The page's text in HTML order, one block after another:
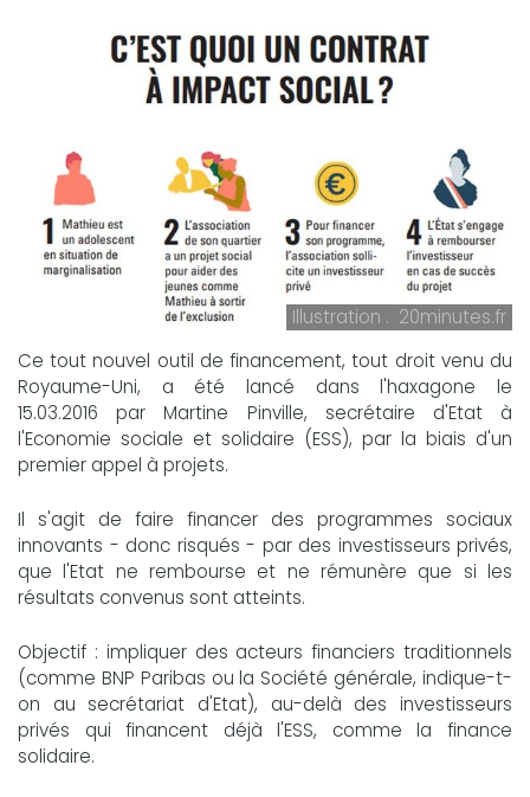
Illustration . 20minutes.fr
Ce tout nouvel outil de financement, tout droit venu du
Royaume-Uni, a été lancé dans l'haxagone le
15.03.2016 par Martine Pinville, secrétaire d'Etat à
l'Economie sociale et solidaire (ESS), par la biais d'un
premier appel à projets.
Il s'agit de faire financer des programmes sociaux
innovants - donc risqués - par des investisseurs privés,
que l'Etat ne rembourse et ne rémunère que si les
résultats convenus sont atteints.
Objectif : impliquer des acteurs financiers traditionnels
(comme BNP Paribas ou la Société générale, indique-t-
on au secrétariat d'Etat), au-delà des investisseurs
privés qui financent déjà l'ESS, comme la finance
solidaire.